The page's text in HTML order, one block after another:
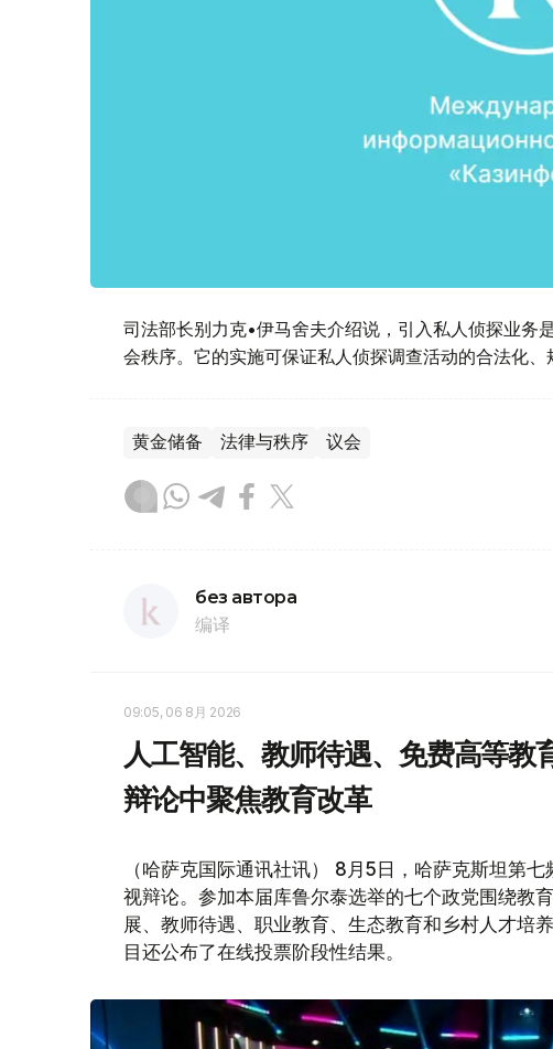
司法部长别力克•伊马舍夫介绍说，引入私人侦探业务
会秩序。它的实施可保证私人侦探调查活动的合法化、
黄金储备 法律与秩序 议会
без автора
编译
09:05, 06 8月 2026
人工智能、教师待遇、免费高等
辩论中聚焦教育改革
（哈萨克国际通讯社讯） 8月5日，哈萨克斯坦第
视辩论。参加本届库鲁尔泰选举的七个政党围绕教
展、教师待遇、职业教育、生态教育和乡村人才培
目还公布了在线投票阶段性结果。